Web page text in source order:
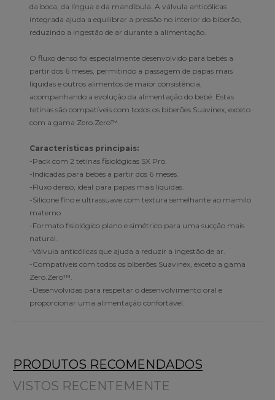
da boca, da língua e da mandíbula. A válvula anticólicas
integrada ajuda a equilibrar a pressão no interior do biberão,
reduzindo a ingestão de ar durante a alimentação.
O fluxo denso foi especialmente desenvolvido para bebés a
partir dos 6 meses, permitindo a passagem de papas mais
líquidas e outros alimentos de maior consistência,
acompanhando a evolução da alimentação do bebé. Estas
tetinas são compatíveis com todos os biberões Suavinex, exceto
com a gama Zero.Zero™.
Características principais:
-Pack com 2 tetinas fisiológicas SX Pro.
-Indicadas para bebés a partir dos 6 meses.
-Fluxo denso, ideal para papas mais líquidas.
-Silicone fino e ultrassuave com textura semelhante ao mamilo
materno.
-Formato fisiológico plano e simétrico para uma sucção mais
natural.
-Válvula anticólicas que ajuda a reduzir a ingestão de ar.
-Compatíveis com todos os biberões Suavinex, exceto a gama
Zero.Zero™.
-Desenvolvidas para respeitar o desenvolvimento oral e
proporcionar uma alimentação confortável.
PRODUTOS RECOMENDADOS
VISTOS RECENTEMENTE